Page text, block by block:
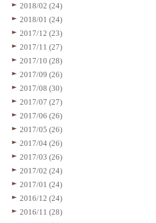
2018/02 (24)
2018/01 (24)
2017/12 (23)
2017/11 (27)
2017/10 (28)
2017/09 (26)
2017/08 (30)
2017/07 (27)
2017/06 (26)
2017/05 (26)
2017/04 (26)
2017/03 (26)
2017/02 (24)
2017/01 (24)
2016/12 (24)
2016/11 (28)